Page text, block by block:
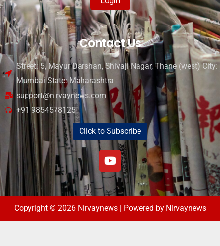
Contact Us
Street: 5, Mayur Darshan, Shivaji Nagar, Thane (west) City:
Mumbai State: Maharashtra
support@nirvaynews.com
+91 9854578125
Click to Subscribe
Copyright © 2026 Nirvaynews | Powered by Nirvaynews